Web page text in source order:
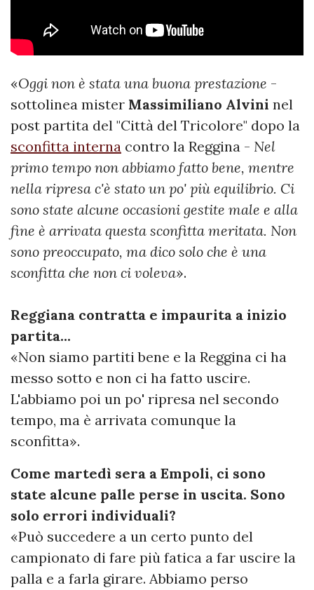
«Oggi non è stata una buona prestazione -
sottolinea mister Massimiliano Alvini nel
post partita del "Città del Tricolore" dopo la
sconfitta interna contro la Reggina - Nel
primo tempo non abbiamo fatto bene, mentre
nella ripresa c'è stato un po' più equilibrio. Ci
sono state alcune occasioni gestite male e alla
fine è arrivata questa sconfitta meritata. Non
sono preoccupato, ma dico solo che è una
sconfitta che non ci voleva».
Reggiana contratta e impaurita a inizio
partita...
«Non siamo partiti bene e la Reggina ci ha
messo sotto e non ci ha fatto uscire.
L'abbiamo poi un po' ripresa nel secondo
tempo, ma è arrivata comunque la
sconfitta».
Come martedì sera a Empoli, ci sono
state alcune palle perse in uscita. Sono
solo errori individuali?
«Può succedere a un certo punto del
campionato di fare più fatica a far uscire la
palla e a farla girare. Abbiamo perso